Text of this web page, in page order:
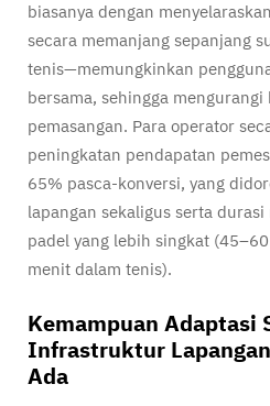
biasanya dengan
secara memanjang sepanjang
tenis—memungkinkan
bersama, sehingga
pemasangan. Para operator
peningkatan pendapatan
65% pasca-konversi, yang
lapangan sekaligus serta
padel yang lebih singkat
menit dalam tenis).
Kemampuan Adaptasi
Infrastruktur
Ada